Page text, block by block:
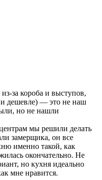
за короба и выступов,
и дешевле) — это не наш
но не нашли
мы решили делать
замерщика, он все
именно такой, как
окончательно. Не
но кухня идеально
мне нравится.